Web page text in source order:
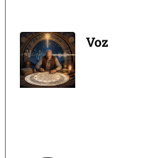
Voz